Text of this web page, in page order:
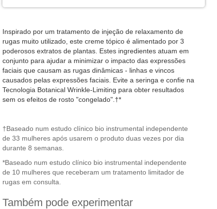
Inspirado por um tratamento de injeção de relaxamento de
rugas muito utilizado, este creme tópico é alimentado por 3
poderosos extratos de plantas. Estes ingredientes atuam em
conjunto para ajudar a minimizar o impacto das expressões
faciais que causam as rugas dinâmicas - linhas e vincos
causados pelas expressões faciais. Evite a seringa e confie na
Tecnologia Botanical Wrinkle-Limiting para obter resultados
sem os efeitos de rosto "congelado".†*
†Baseado num estudo clínico bio instrumental independente
de 33 mulheres após usarem o produto duas vezes por dia
durante 8 semanas.
*Baseado num estudo clínico bio instrumental independente
de 10 mulheres que receberam um tratamento limitador de
rugas em consulta.
Também pode experimentar